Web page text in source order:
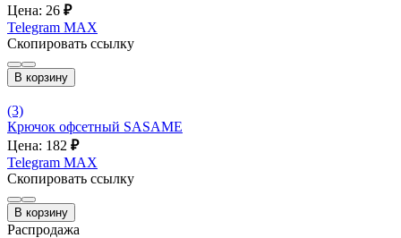
Цена: 26 ₽
Telegram MAX
Скопировать ссылку
В корзину
(3)
Крючок офсетный SASAME
Цена: 182 ₽
Telegram MAX
Скопировать ссылку
В корзину
Распродажа